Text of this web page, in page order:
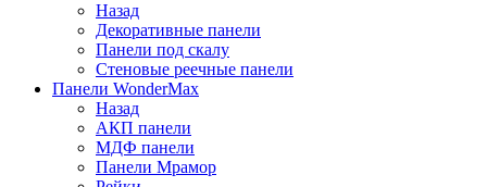
Назад
Декоративные панели
Панели под скалу
Стеновые реечные панели
Панели WonderMax
Назад
АКП панели
МДФ панели
Панели Мрамор